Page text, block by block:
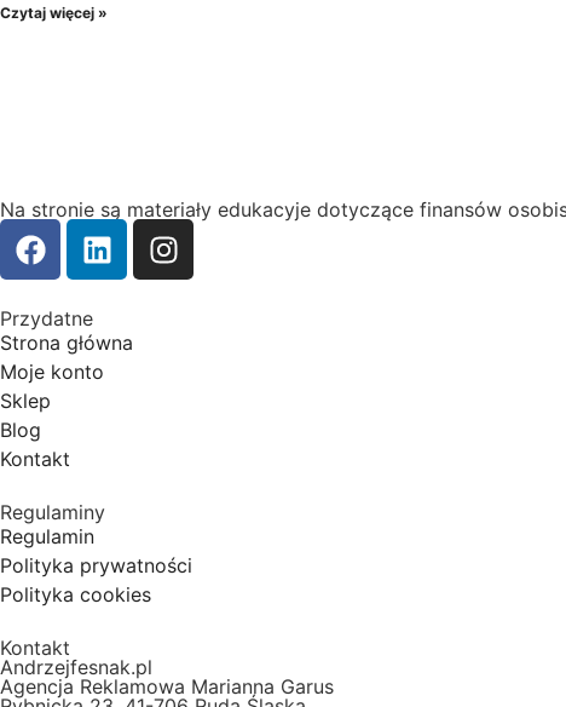
Czytaj więcej »
Na stronie są materiały edukacyje dotyczące finansów
Przydatne
Strona główna
Moje konto
Sklep
Blog
Kontakt
Regulaminy
Regulamin
Polityka prywatności
Polityka cookies
Kontakt
Andrzejfesnak.pl
Agencja Reklamowa Marianna Garus